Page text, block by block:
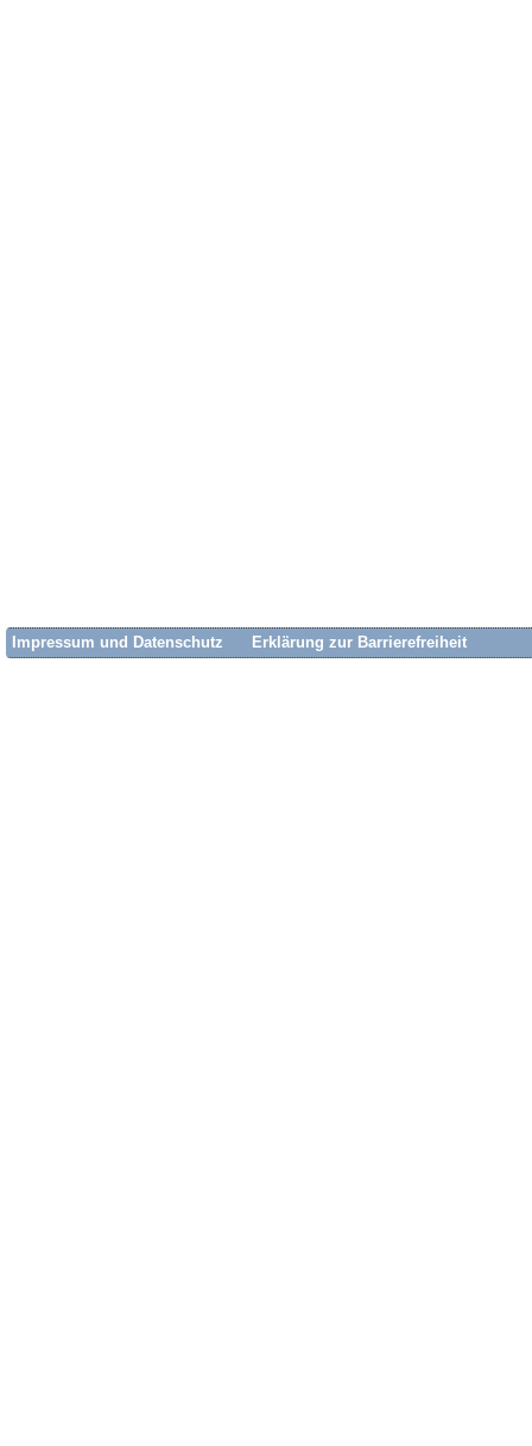
Impressum und Datenschutz Erklärung zur Barrierefreiheit